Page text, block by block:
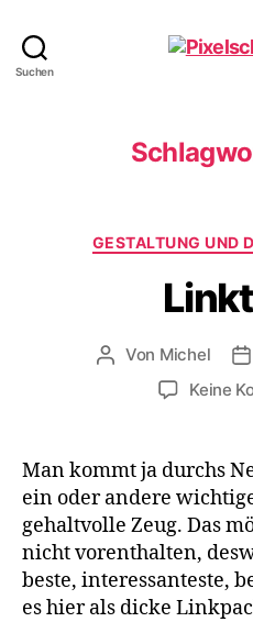
Suchen
GESTALTUNG UND
Beitragsautor
Von Michel
Keine
Man kommt ja durchs
ein oder andere
gehaltvolle Zeug. Das
nicht vorenthalten,
beste, interessanteste,
es hier als dicke